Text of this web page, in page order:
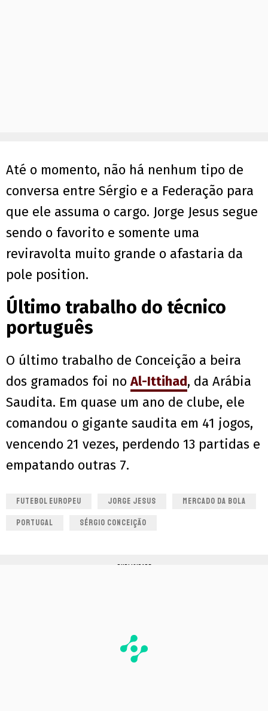
Até o momento, não há nenhum tipo de
conversa entre Sérgio e a Federação para
que ele assuma o cargo. Jorge Jesus segue
sendo o favorito e somente uma
reviravolta muito grande o afastaria da
pole position.
Último trabalho do técnico
português
O último trabalho de Conceição a beira
dos gramados foi noAl-Ittihad, da Arábia
Saudita. Em quase um ano de clube, ele
comandou o gigante saudita em 41 jogos,
vencendo 21 vezes, perdendo 13 partidas e
empatando outras 7.
FUTEBOL EUROPEU JORGE JESUS MERCADO DA BOLA
PORTUGAL SÉRGIO CONCEIÇÃO
PUBLICIDADE